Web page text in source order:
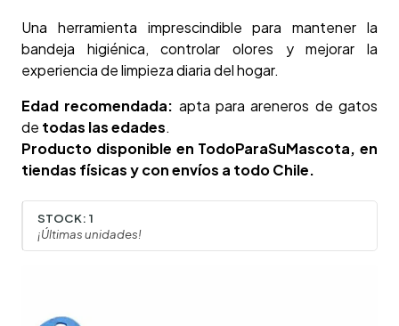
Una herramienta imprescindible para mantener la
bandeja higiénica, controlar olores y mejorar la
experiencia de limpieza diaria del hogar.
Edad recomendada: apta para areneros de gatos
de todas las edades.
Producto disponible en TodoParaSuMascota, en
tiendas físicas y con envíos a todo Chile.
STOCK: 1
¡Últimas unidades!